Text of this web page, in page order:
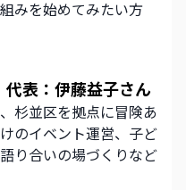
みを始めてみたい方
表：伊藤益子さん
杉並区を拠点に冒険あ
のイベント運営、子ど
り合いの場づくりなど